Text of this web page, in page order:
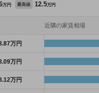
万円 最高値 12.5万円
近隣の家賃相場
万円
万円
万円